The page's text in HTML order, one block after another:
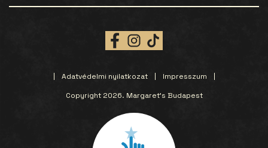
Adatvédelmi nyilatkozat
Impresszum
Copyright 2026. Margaret’s Budapest